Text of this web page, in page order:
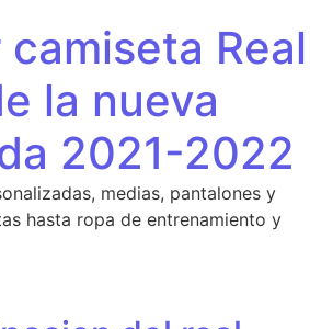
Real
la nueva
2021-2022
medias, pantalones y
hasta ropa de entrenamiento y